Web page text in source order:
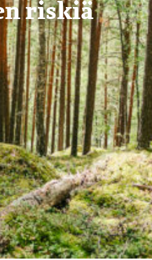
riskiä